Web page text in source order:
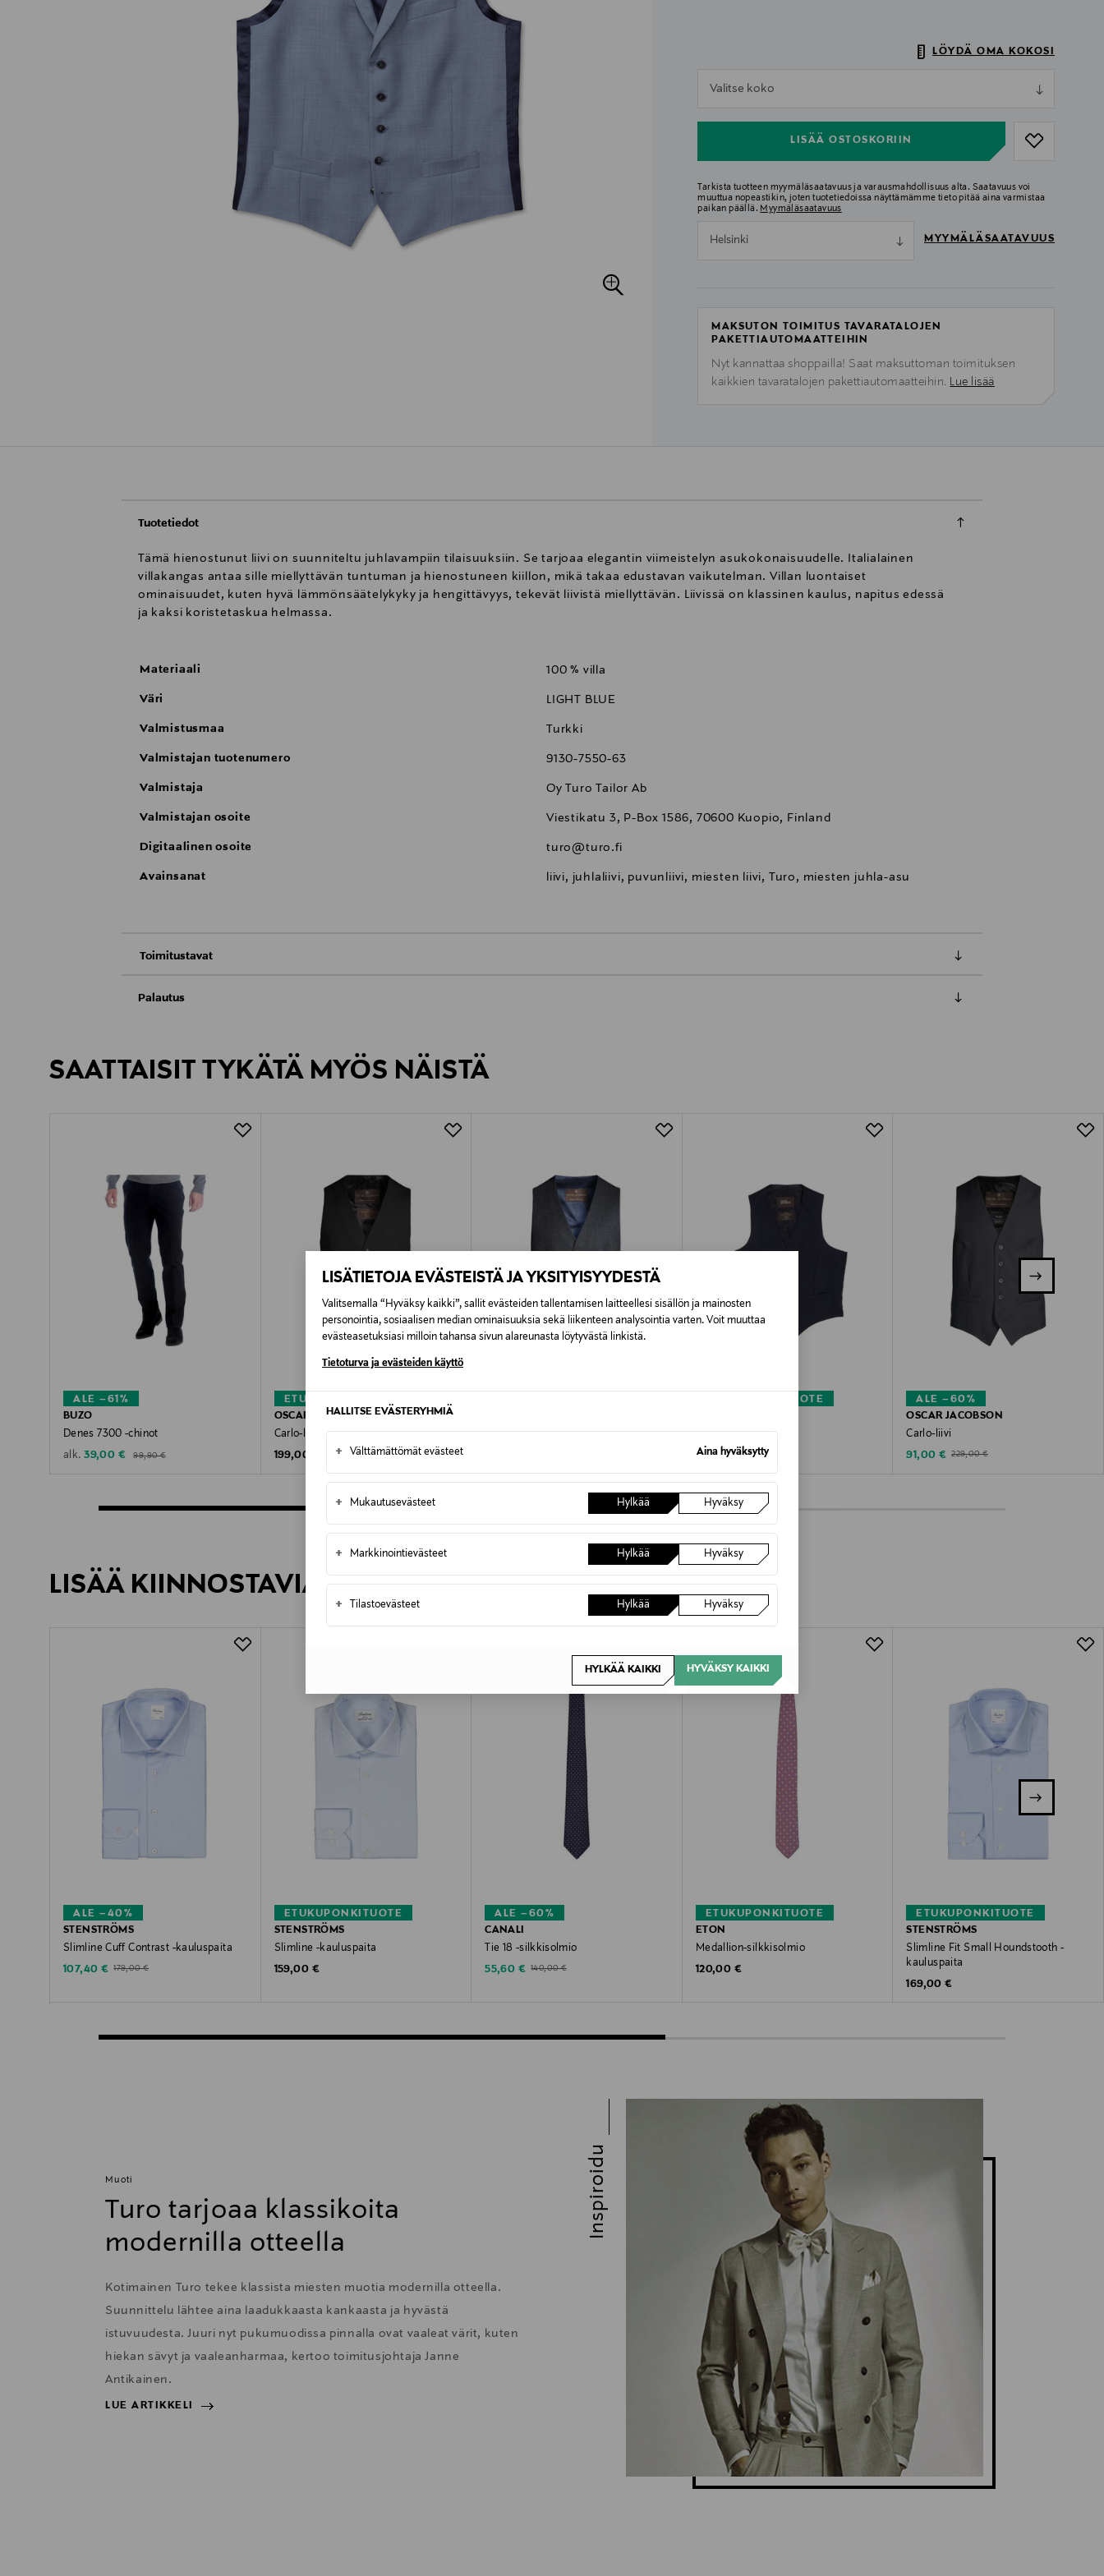
LISÄTIETOJA EVÄSTEISTÄ JA YKSITYISYYDESTÄ
Valitsemalla “Hyväksy kaikki”, sallit evästeiden tallentamisen laitteellesi sisällön ja mainosten
personointia, sosiaalisen median ominaisuuksia sekä liikenteen analysointia varten. Voit muuttaa
evästeasetuksiasi milloin tahansa sivun alareunasta löytyvästä linkistä.
Tietoturva ja evästeiden käyttö
HALLITSE EVÄSTERYHMIÄ
+ Välttämättömät evästeet Aina hyväksytty
+ Mukautusevästeet Hylkää Hyväksy
+ Markkinointievästeet Hylkää Hyväksy
+ Tilastoevästeet Hylkää Hyväksy
HYLKÄÄ KAIKKI HYVÄKSY KAIKKI
LÖYDÄ OMA KOKOSI
Valitse koko
LISÄÄ OSTOSKORIIN
Tarkista tuotteen myymäläsaatavuus ja varausmahdollisuus alta. Saatavuus voi
muuttua nopeastikin, joten tuotetiedoissa näyttämämme tieto pitää aina varmistaa
paikan päällä. Myymäläsaatavuus
Helsinki MYYMÄLÄSAATAVUUS
MAKSUTON TOIMITUS TAVARATALOJEN
PAKETTIAUTOMAATTEIHIN
Nyt kannattaa shoppailla! Saat maksuttoman toimituksen
kaikkien tavaratalojen pakettiautomaatteihin. Lue lisää
Tuotetiedot
Tämä hienostunut liivi on suunniteltu juhlavampiin tilaisuuksiin. Se tarjoaa elegantin viimeistelyn asukokonaisuudelle. Italialainen
villakangas antaa sille miellyttävän tuntuman ja hienostuneen kiillon, mikä takaa edustavan vaikutelman. Villan luontaiset
ominaisuudet, kuten hyvä lämmönsäätelykyky ja hengittävyys, tekevät liivistä miellyttävän. Liivissä on klassinen kaulus, napitus edessä
ja kaksi koristetaskua helmassa.
Materiaali 100 % villa
Väri LIGHT BLUE
Valmistusmaa Turkki
Valmistajan tuotenumero 9130-7550-63
Valmistaja Oy Turo Tailor Ab
Valmistajan osoite Viestikatu 3, P-Box 1586, 70600 Kuopio, Finland
Digitaalinen osoite turo@turo.fi
Avainsanat liivi, juhlaliivi, puvunliivi, miesten liivi, Turo, miesten juhla-asu
Toimitustavat
Kotiinkuljetus
Pikatoimitus Wolt Alk. 6,90 €, kun toimitus on saatavilla valittuun osoitteeseen.
Palautus
LUE TARKEMMAT PALAUTUSOHJEET
SAATTAISIT TYKÄTÄ MYÖS NÄISTÄ
ALE –61%
BUZO
Denes 7300 -chinot
alk. Discounted Price
39,00 € Original Price
99,90 €
ETUKUPONKITUOTE
OSCAR JACOBSON
Carlo-liivi
Original Price
199,00 €
Carlo-liivi
ETUKUPONKITUOTE
Carlo-liivi
Original Price
199,00 €
ALE –60%
OSCAR JACOBSON
Carlo-liivi
Discounted Price
91,00 € Original Price
229,00 €
LISÄÄ KIINNOSTAVIA TUOTTEITA
ALE –40%
STENSTRÖMS
Slimline Cuff Contrast -kauluspaita
Discounted Price
107,40 € Original Price
179,00 €
ETUKUPONKITUOTE
STENSTRÖMS
Slimline -kauluspaita
Original Price
159,00 €
ALE –60%
CANALI
Tie 18 -silkkisolmio
Discounted Price
55,60 € Original Price
140,00 €
ETUKUPONKITUOTE
ETON
Medallion-silkkisolmio
Original Price
120,00 €
ETUKUPONKITUOTE
STENSTRÖMS
Slimline Fit Small Houndstooth -
kauluspaita
Original Price
169,00 €
Muoti
Turo tarjoaa klassikoita
modernilla otteella
Kotimainen Turo tekee klassista miesten muotia modernilla otteella.
Suunnittelu lähtee aina laadukkaasta kankaasta ja hyvästä
istuvuudesta. Juuri nyt pukumuodissa pinnalla ovat vaaleat värit, kuten
hiekan sävyt ja vaaleanharmaa, kertoo toimitusjohtaja Janne
Antikainen.
LUE ARTIKKELI
Inspiroidu